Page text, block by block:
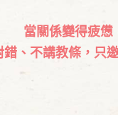
當關係變得疲憊
、不講教條，只